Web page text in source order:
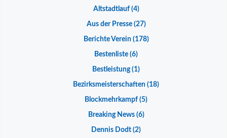
Altstadtlauf(4)
Aus der Presse(27)
Berichte Verein(178)
Bestenliste (6)
Bestleistung(1)
Bezirksmeisterschaften (18)
Blockmehrkampf (5)
Breaking News(6)
Dennis Dodt (2)